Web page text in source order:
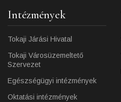
Intézmények
Tokaji Járási Hivatal
Tokaji Városüzemeltető
Szervezet
Egészségügyi intézmények
Oktatási intézmények